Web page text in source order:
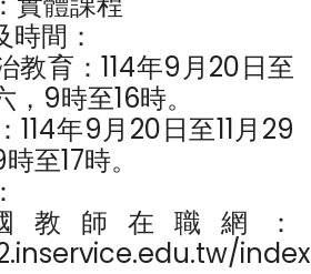
間：
教育：114年9月20日至
，9時至16時。
114年9月20日至11月29
至17時。
師在職網：